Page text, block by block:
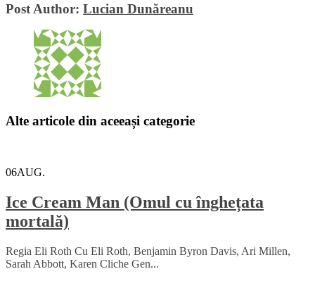
Post Author: Lucian Dunăreanu
Alte articole din aceeași categorie
06AUG.
Ice Cream Man (Omul cu înghețata
mortală)
Regia Eli Roth Cu Eli Roth, Benjamin Byron Davis, Ari Millen,
Sarah Abbott, Karen Cliche Gen...